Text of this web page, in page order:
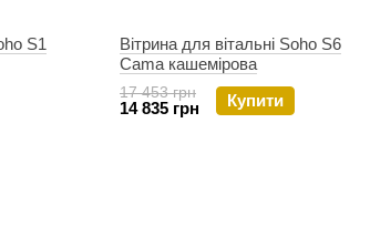
S1
Вітрина для вітальні Soho S6
Cama кашемірова
17 453 грн
14 835 грн Купити